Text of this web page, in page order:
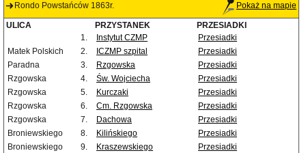
Rondo Powstańców 1863r. Pokaż na mapie
ULICA PRZYSTANEK
PRZESIADKI
1.
Instytut CZMP
Przesiadki
Matek Polskich
2. ICZMP szpital
Przesiadki
Paradna
3. Rzgowska
Przesiadki
Rzgowska
4. Św. Wojciecha
Przesiadki
Rzgowska
5. Kurczaki
Przesiadki
Rzgowska
6. Cm. Rzgowska
Przesiadki
Rzgowska
7. Dachowa
Przesiadki
Broniewskiego
8. Kilińskiego
Przesiadki
Broniewskiego
9. Kraszewskiego
Przesiadki